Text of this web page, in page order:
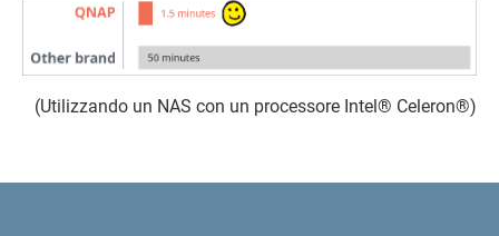
(Utilizzando un NAS con un processore Intel® Celeron®)